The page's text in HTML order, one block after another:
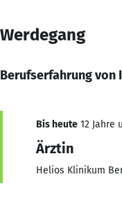
Werdegang
Berufserfahrung von
Bis heute 12 Jahre
Ärztin
Helios Klinikum